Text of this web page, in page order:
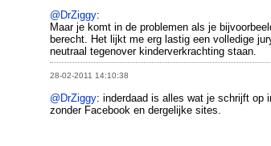
@DrZiggy:
Maar je komt in de problemen als je
berecht. Het lijkt me erg lastig een volledige
neutraal tegenover kinderverkrachting staan.
28-02-2011 14:10:38
@DrZiggy: inderdaad is alles wat je schrijft op
zonder Facebook en dergelijke sites.